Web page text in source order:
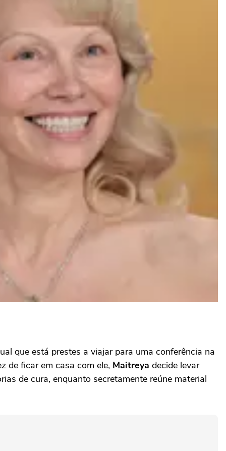
que está prestes a viajar para uma conferência na
de ficar em casa com ele, Maitreya decide levar
de cura, enquanto secretamente reúne material